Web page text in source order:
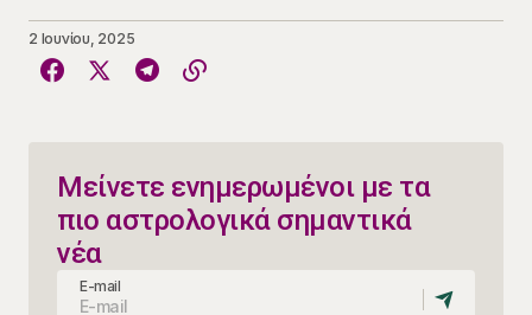
2 Ιουνίου, 2025
Μείνετε ενημερωμένοι με τα
πιο αστρολογικά σημαντικά
νέα
E-mail